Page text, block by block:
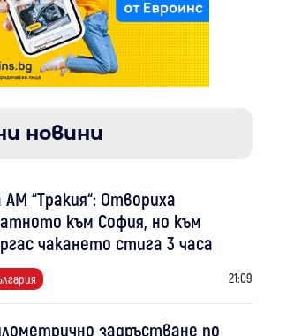
новини
АМ “Тракия“: Отвориха
към София, но към
чакането стига 3 часа
21:09
задръстване по